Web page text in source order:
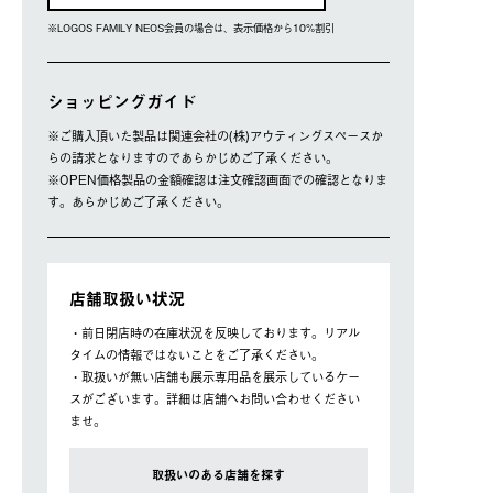
※LOGOS FAMILY NEOS会員の場合は、表⽰価格から10%割引
ショッピングガイド
※ご購⼊頂いた製品は関連会社の(株)アウティングスペースか
らの請求となりますのであらかじめご了承ください。
※OPEN価格製品の⾦額確認は注⽂確認画⾯での確認となりま
す。あらかじめご了承ください。
店舗取扱い状況
・前日閉店時の在庫状況を反映しております。リアル
タイムの情報ではないことをご了承ください。
・取扱いが無い店舗も展示専用品を展示しているケー
スがございます。詳細は店舗へお問い合わせください
ませ。
取扱いのある店舗を探す